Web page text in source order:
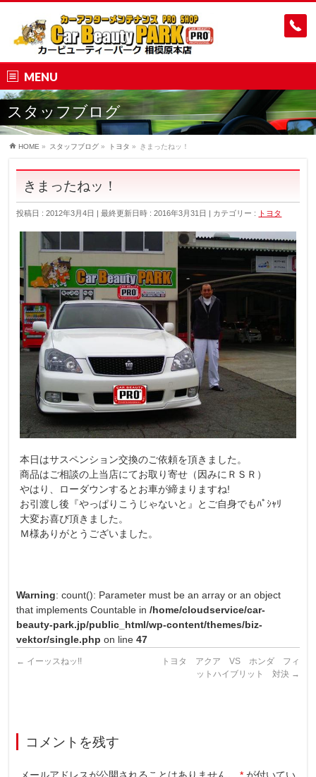
MENU
スタッフブログ
HOME » スタッフブログ » トヨタ » きまったねッ！
きまったねッ！
投稿日 : 2012年3月4日 最終更新日時 : 2016年3月31日 カテゴリー : トヨタ
本日はサスペンション交換のご依頼を頂きました。
商品はご相談の上当店にてお取り寄せ（因みにＲＳＲ）
やはり、ローダウンするとお車が締まりますね!
お引渡し後『やっぱりこうじゃないと』とご自身でもﾊﾟｼｬﾘ
大変お喜び頂きました。
Ｍ様ありがとうございました。
Warning: count(): Parameter must be an array or an object
that implements Countable in/home/cloudservice/car-
beauty-park.jp/public_html/wp-content/themes/biz-
vektor/single.php on line47
← イーッスねッ!!
トヨタ アクア VS ホンダ フィ
ットハイブリット 対決 →
コメントを残す